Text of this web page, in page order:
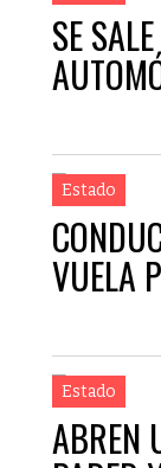
SE
Estado
VUELA
Estado
ABREN